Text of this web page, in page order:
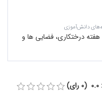
دانش‌آموزی
درختکاری، فضایی ها و